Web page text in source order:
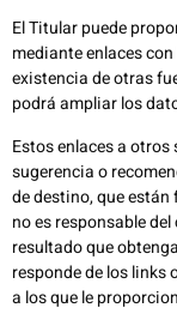
El Titular puede
mediante enlaces
existencia de otras
podrá ampliar los
Estos enlaces a
sugerencia o
de destino, que
no es responsable
resultado que
responde de los links
a los que le